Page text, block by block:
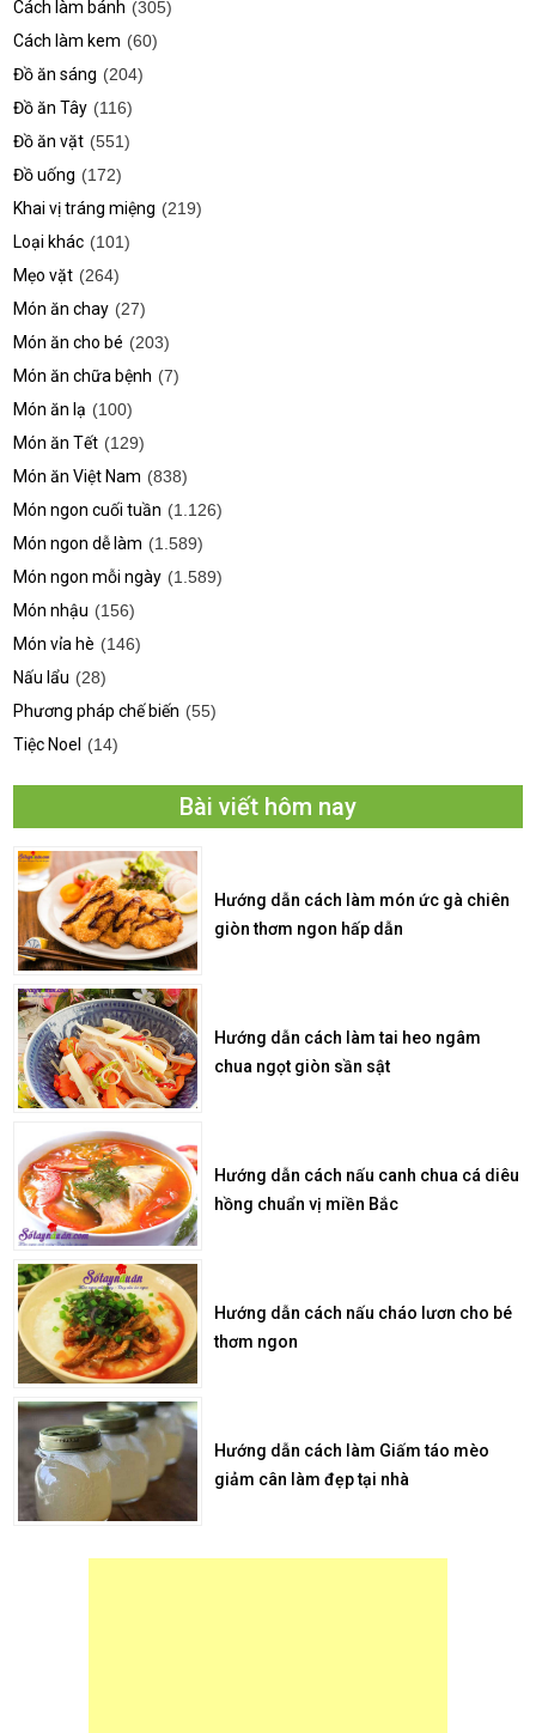
Cách làm bánh (305)
Cách làm kem (60)
Đồ ăn sáng (204)
Đồ ăn Tây (116)
Đồ ăn vặt (551)
Đồ uống (172)
Khai vị tráng miệng (219)
Loại khác (101)
Mẹo vặt (264)
Món ăn chay (27)
Món ăn cho bé (203)
Món ăn chữa bệnh (7)
Món ăn lạ (100)
Món ăn Tết (129)
Món ăn Việt Nam (838)
Món ngon cuối tuần (1.126)
Món ngon dễ làm (1.589)
Món ngon mỗi ngày (1.589)
Món nhậu (156)
Món vỉa hè (146)
Nấu lẩu (28)
Phương pháp chế biến (55)
Tiệc Noel
(14)
Bài viết hôm nay
Hướng dẫn cách làm món ức gà chiên
giòn thơm ngon hấp dẫn
Hướng dẫn cách làm tai heo ngâm
chua ngọt giòn sần sật
Hướng dẫn cách nấu canh chua cá diêu
hồng chuẩn vị miền Bắc
Hướng dẫn cách nấu cháo lươn cho bé
thơm ngon
Hướng dẫn cách làm Giấm táo mèo
giảm cân làm đẹp tại nhà